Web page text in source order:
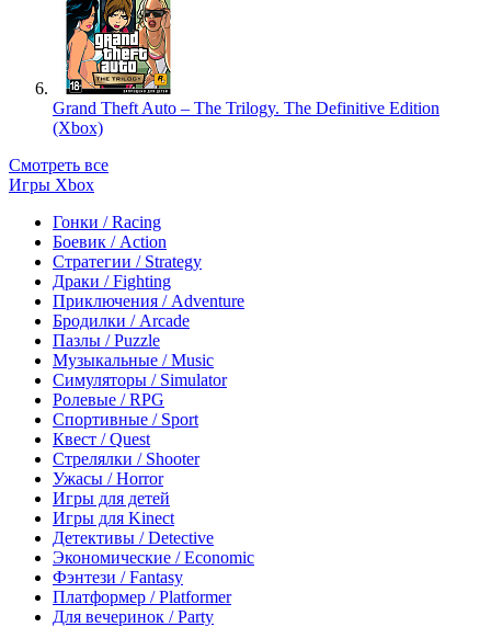
Grand Theft Auto – The Trilogy. The Definitive Edition
(Xbox)
Смотреть все
Игры Xbox
Гонки / Racing
Боевик / Action
Стратегии / Strategy
Драки / Fighting
Приключения / Adventure
Бродилки / Arcade
Пазлы / Puzzle
Музыкальные / Music
Симуляторы / Simulator
Ролевые / RPG
Спортивные / Sport
Квест / Quest
Стрелялки / Shooter
Ужасы / Horror
Игры для детей
Игры для Kinect
Детективы / Detective
Экономические / Economic
Фэнтези / Fantasy
Платформер / Platformer
Для вечеринок / Party